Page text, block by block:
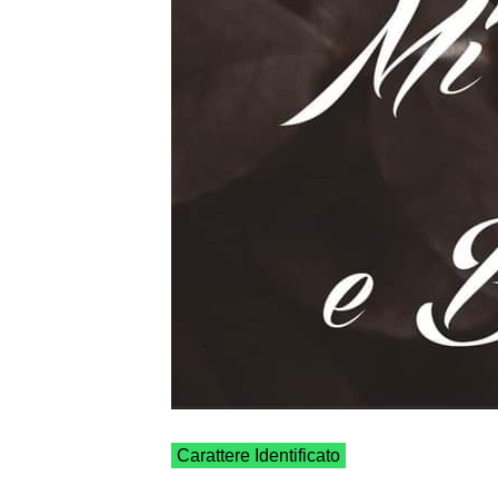
Carattere Identificato